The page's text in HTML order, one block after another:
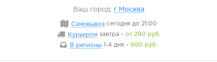
Ваш город: г Москва
Самовывоз сегодня до 21:00
Курьером завтра - от 290 руб.
В регионы
1-4 дня - 900 руб.